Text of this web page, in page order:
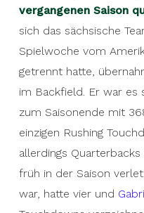
vergangenen Saison
sich das sächsische
Spielwoche vom
getrennt hatte,
im Backfield. Er war es
zum Saisonende mit
einzigen Rushing
allerdings Quarterbacks
früh in der Saison
war, hatte vier und